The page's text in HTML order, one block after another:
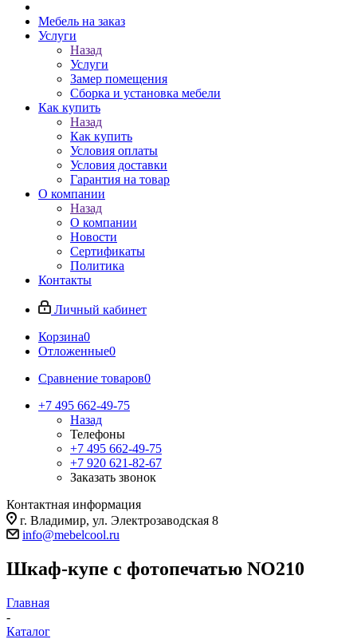
Мебель на заказ
Услуги
Назад
Услуги
Замер помещения
Сборка и установка мебели
Как купить
Назад
Как купить
Условия оплаты
Условия доставки
Гарантия на товар
О компании
Назад
О компании
Новости
Сертификаты
Политика
Контакты
Личный кабинет
Корзина0
Отложенные0
Сравнение товаров0
+7 495 662-49-75
Назад
Телефоны
+7 495 662-49-75
+7 920 621-82-67
Заказать звонок
Контактная информация
г. Владимир, ул. Электрозаводская 8
info@mebelcool.ru
Шкаф-купе с фотопечатью NO210
Главная
-
Каталог